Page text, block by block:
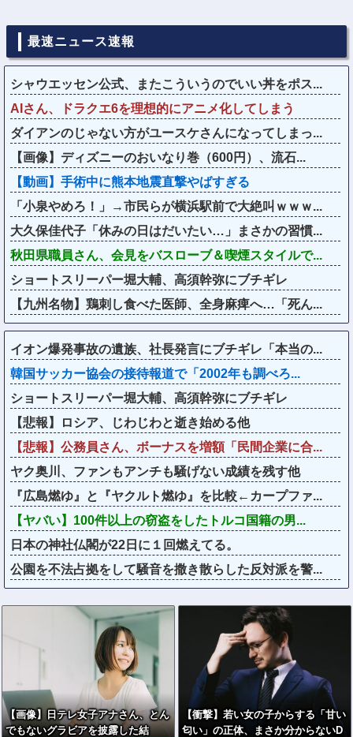
最速ニュース速報
シャウエッセン公式、またこういうのでいい丼をポス...
AIさん、ドラクエ6を理想的にアニメ化してしまう
ダイアンのじゃない方がユースケさんになってしまっ...
【画像】ディズニーのおいなり巻（600円）、流石...
【動画】手術中に熊本地震直撃やばすぎる
「小泉やめろ！」→市民らが横浜駅前で大絶叫ｗｗｗ...
大久保佳代子「休みの日はだいたい…」まさかの習慣...
秋田県職員さん、会見をバスローブ＆喫煙スタイルで...
ショートスリーパー堀大輔、高須幹弥にブチギレ
【九州名物】鶏刺し食べた医師、全身麻痺へ…「死ん...
イオン爆発事故の遺族、社長発言にブチギレ「本当の...
韓国サッカー協会の接待報道で「2002年も調べろ...
ショートスリーパー堀大輔、高須幹弥にブチギレ
【悲報】ロシア、じわじわと逝き始める他
【悲報】公務員さん、ボーナスを増額「民間企業に合...
ヤク奥川、ファンもアンチも騒げない成績を残す他
『広島燃ゆ』と『ヤクルト燃ゆ』を比較←カープファ...
【ヤバい】100件以上の窃盗をしたトルコ国籍の男...
日本の神社仏閣が22日に１回燃えてる。
公園を不法占拠をして騒音を撒き散らした反対派を警...
【画像】日テレ女子アナさん、とん
でもないグラビアを披露した結
【衝撃】若い女の子からする「甘い
匂い」の正体、まさか分からないD